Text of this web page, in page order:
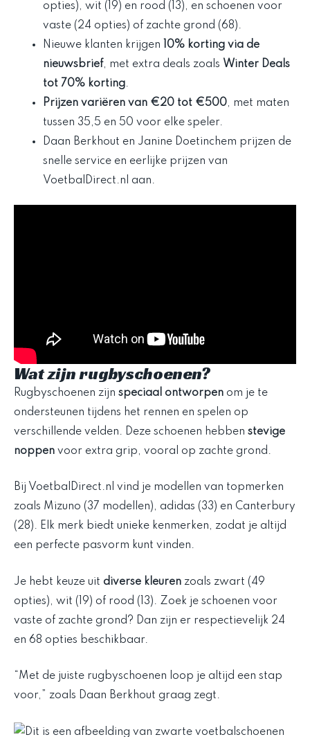
opties), wit (19) en rood (13), en schoenen voor
vaste (24 opties) of zachte grond (68).
Nieuwe klanten krijgen
10% korting via de
nieuwsbrief, met extra deals zoals Winter Deals
tot 70% korting.
Prijzen variëren van €20 tot €500, met maten
tussen 35,5 en 50 voor elke speler.
Daan Berkhout en Janine Doetinchem prijzen de
snelle service en eerlijke prijzen van
VoetbalDirect.nl aan.
Wat zijn rugbyschoenen?
Rugbyschoenen zijn speciaal ontworpen om je te
ondersteunen tijdens het rennen en spelen op
verschillende velden. Deze schoenen hebben stevige
noppen voor extra grip, vooral op zachte grond.
Bij VoetbalDirect.nl vind je modellen van topmerken
zoals Mizuno (37 modellen), adidas (33) en Canterbury
(28). Elk merk biedt unieke kenmerken, zodat je altijd
een perfecte pasvorm kunt vinden.
Je hebt keuze uit diverse kleuren zoals zwart (49
opties), wit (19) of rood (13). Zoek je schoenen voor
vaste of zachte grond? Dan zijn er respectievelijk 24
en 68 opties beschikbaar.
“Met de juiste rugbyschoenen loop je altijd een stap
voor,” zoals Daan Berkhout graag zegt.